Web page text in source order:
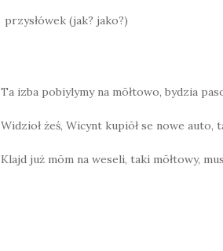
przysłówek (jak? jako?)
Ta izba pobiylymy na mōłtowo, bydzia
Widzioł żeś, Wicynt kupiōł se nowe auto,
Klajd już mōm na weseli, taki mōłtowy,